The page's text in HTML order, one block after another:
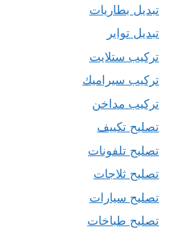
تبديل بطاريات
تبديل تواير
تركيب ستلايت
تركيب سيراميك
تركيب مداخن
تصليح تكييف
تصليح تلفونات
تصليح ثلاجات
تصليح سيارات
تصليح طباخات